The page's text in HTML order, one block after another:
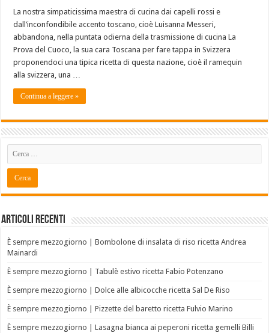
La nostra simpaticissima maestra di cucina dai capelli rossi e
dall’inconfondibile accento toscano, cioè Luisanna Messeri,
abbandona, nella puntata odierna della trasmissione di cucina La
Prova del Cuoco, la sua cara Toscana per fare tappa in Svizzera
proponendoci una tipica ricetta di questa nazione, cioè il ramequin
alla svizzera, una …
Continua a leggere »
Articoli recenti
È sempre mezzogiorno | Bombolone di insalata di riso ricetta Andrea
Mainardi
È sempre mezzogiorno | Tabulè estivo ricetta Fabio Potenzano
È sempre mezzogiorno | Dolce alle albicocche ricetta Sal De Riso
È sempre mezzogiorno | Pizzette del baretto ricetta Fulvio Marino
È sempre mezzogiorno | Lasagna bianca ai peperoni ricetta gemelli Billi